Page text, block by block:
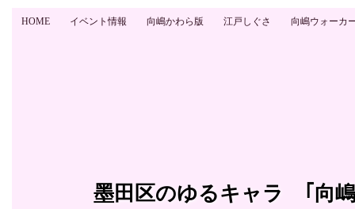
HOME イベント情報 向嶋かわら版 江戸しぐさ 向嶋ウォーカ
墨田区のゆるキャラ ｢向